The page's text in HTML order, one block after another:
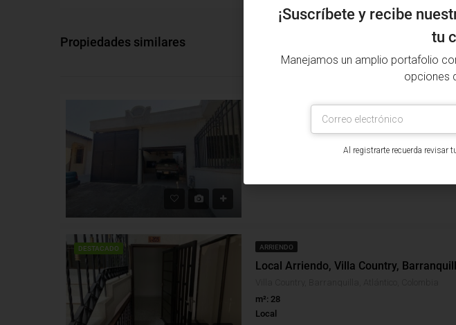
Propiedades similares
Local Arriendo, Boyacá, Barranquilla
Boyacá, Barranquilla, Atlántico, Colombia
DESTACADO ARRIENDO
m²: 28
Local
¡Suscríbete y recibe
tu
Manejamos un amplio portafolio
opciones
Al registrarte recuerda revisar